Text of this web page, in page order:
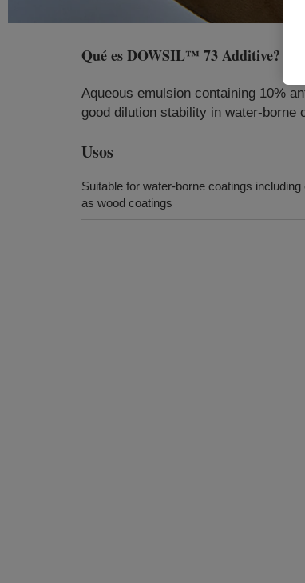
Qué esDOWSIL™ 73 Additive?
Aqueous emulsion containing 10%
good dilution stability in water-borne
Usos
Suitable for water-borne coatings
as wood coatings